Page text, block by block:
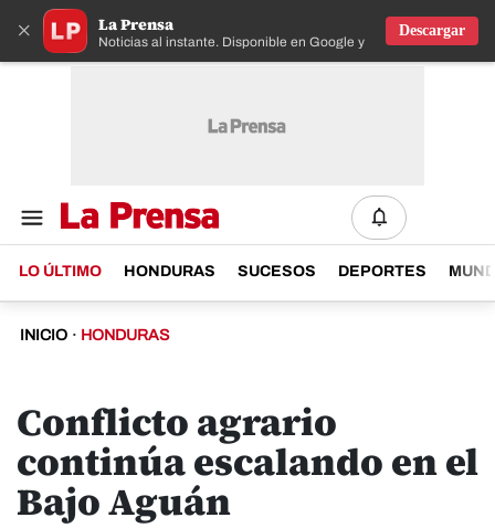
× La Prensa
Noticias al instante. Disponible en Google y IOS
Descargar
LO ÚLTIMO HONDURAS SUCESOS DEPORTES
INICIO · HONDURAS
Conflicto agrario
continúa escalando en el
Bajo Aguán